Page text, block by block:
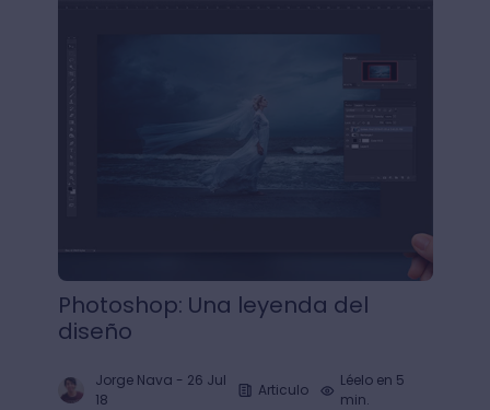
Photoshop: Una leyenda del
diseño
Jorge Nava - 26 Jul
18
Articulo
Léelo en 5
min.